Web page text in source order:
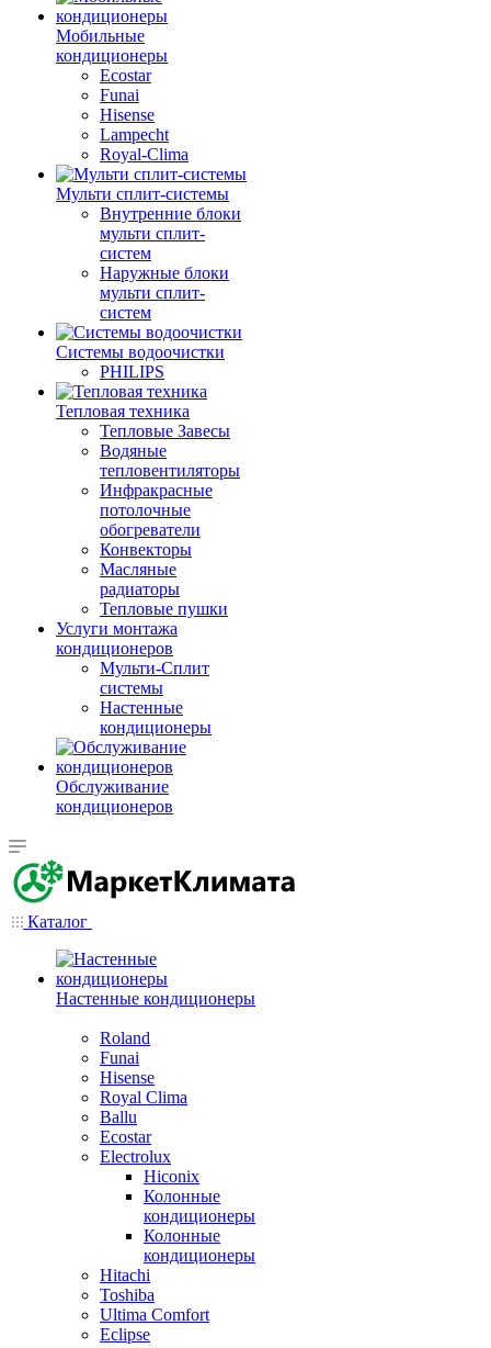
Мобильные
кондиционеры
Ecostar
Funai
Hisense
Lampecht
Royal-Clima
Мульти сплит-системы
Внутренние блоки
мульти сплит-
систем
Наружные блоки
мульти сплит-
систем
Системы водоочистки
PHILIPS
Тепловая техника
Тепловые Завесы
Водяные
тепловентиляторы
Инфракрасные
потолочные
обогреватели
Конвекторы
Масляные
радиаторы
Тепловые пушки
Услуги монтажа
кондиционеров
Мульти-Сплит
системы
Настенные
кондиционеры
Обслуживание
кондиционеров
Каталог
Настенные кондиционеры
Roland
Funai
Hisense
Royal Clima
Ballu
Ecostar
Electrolux
Hiconix
Колонные
кондиционеры
Колонные
кондиционеры
Hitachi
Toshiba
Ultima Comfort
Eclipse